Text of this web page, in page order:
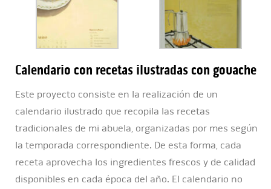
Calendario con recetas ilustradas con gouache
Este proyecto consiste en la realización de un
calendario ilustrado que recopila las recetas
tradicionales de mi abuela, organizadas por mes según
la temporada correspondiente. De esta forma, cada
receta aprovecha los ingredientes frescos y de calidad
disponibles en cada época del año. El calendario no